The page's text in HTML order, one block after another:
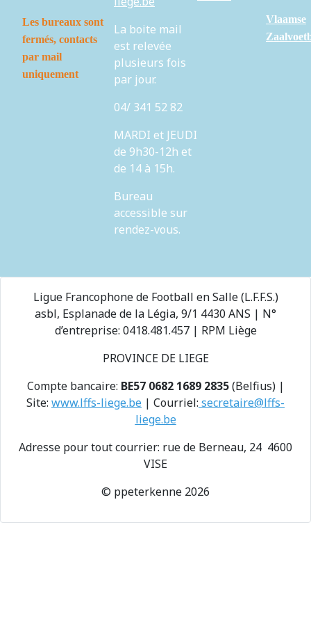
Les bureaux sont
fermés, contacts
par mail
uniquement
La boite mail
est relevée
plusieurs fois
par jour.
04/ 341 52 82
MARDI et JEUDI
de 9h30-12h et
de 14 à 15h.
Bureau
accessible sur
rendez-vous.
Vlaamse
Ligue Francophone de Football en Salle (L.F.F.S.)
asbl, Esplanade de la Légia, 9/1 4430 ANS | N°
d’entreprise: 0418.481.457 | RPM Liège
PROVINCE DE LIEGE
Compte bancaire: BE57 0682 1689 2835(Belfius) |
Site: www.lffs-liege.be | Courriel: secretaire@lffs-
liege.be
Adresse pour tout courrier: rue de Berneau, 24 4600
VISE
© ppeterkenne 2026